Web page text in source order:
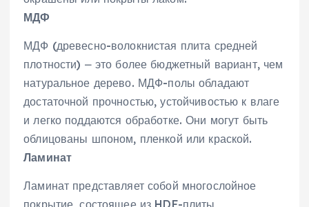
МДФ
МДФ (древесно-волокнистая плита средней
плотности) ⎼ это более бюджетный вариант‚ чем
натуральное дерево. МДФ-полы обладают
достаточной прочностью‚ устойчивостью к влаге
и легко поддаются обработке. Они могут быть
облицованы шпоном‚ пленкой или краской.
Ламинат
Ламинат представляет собой многослойное